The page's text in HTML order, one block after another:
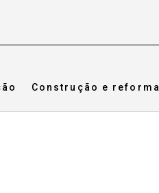
Construção e reforma